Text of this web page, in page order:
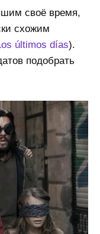
своё время,
схожим
últimos días).
подобрать